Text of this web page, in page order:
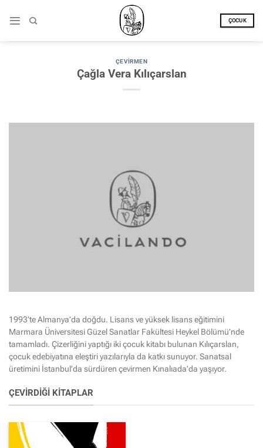
atla
ÇOCUK
ÇEVIRMEN
Çağla Vera Kılıçarslan
1993’te Almanya’da doğdu. Lisans ve yüksek lisans eğitimini
Marmara Üniversitesi Güzel Sanatlar Fakültesi Heykel Bölümü’nde
tamamladı. Çizerliğini yaptığı iki çocuk kitabı bulunan Kılıçarslan,
çocuk edebiyatına eleştiri yazılarıyla da katkı sunuyor. Sanatsal
üretimini İstanbul’da sürdüren çevirmen Kınalıada’da yaşıyor.
ÇEVIRDIĞI KITAPLAR